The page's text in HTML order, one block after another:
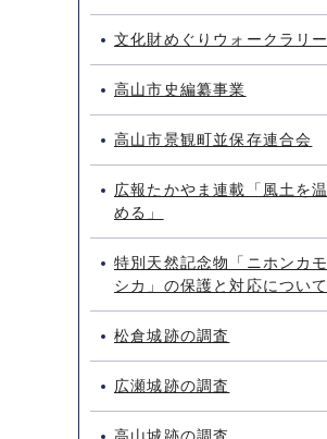
文化財めぐりウォークラリー
高山市史編纂事業
高山市景観町並保存連合会
広報たかやま連載「風土を温
める」
特別天然記念物「ニホンカモ
シカ」の保護と対応について
松倉城跡の調査
広瀬城跡の調査